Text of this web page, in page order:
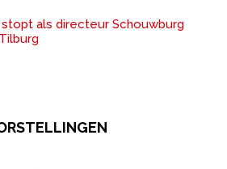
stopt als directeur Schouwburg